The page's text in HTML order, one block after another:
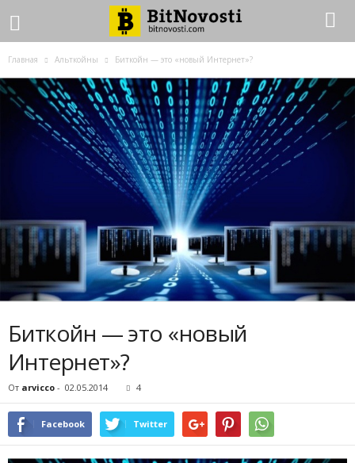
Главная Альткойны Биткойн — это «новый Интернет»?
Биткойн — это «новый
Интернет»?
От arvicco - 02.05.2014 4
Facebook Twitter